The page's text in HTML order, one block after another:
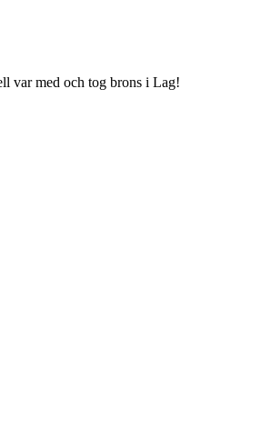
var med och tog brons i Lag!